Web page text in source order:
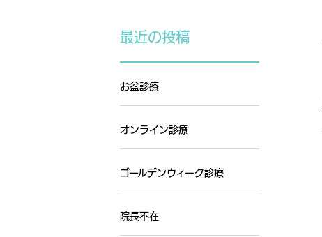
最近の投稿
お盆診療
オンライン診療
ゴールデンウィーク診療
院長不在